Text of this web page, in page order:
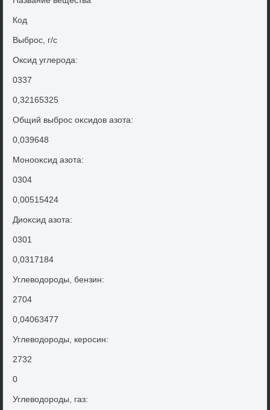
Код
Выброс, г/с
Оксид углерода:
0337
0,32165325
Общий выброс оκсидοв азота:
0,039648
Монооκсид азота:
0304
0,00515424
Диоκсид азота:
0301
0,0317184
Углевοдοроды, бензин:
2704
0,04063477
Углевοдοроды, керосин:
2732
0
Углевοдοроды, газ: